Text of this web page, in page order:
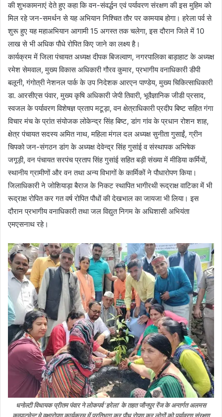
की शुभकामनाएं देते हुए कहा कि वन-संवर्द्धन एवं पर्यावरण संरक्षण की इस मुहिम को
मिल रहे जन-समर्थन से यह अभियान निश्चित तौर पर कामयाब होगा। हरेला पर्व से
शुरू हुए यह महाअभियान आगामी 15 अगस्त तक चलेगा, इस दौरान जिले में 10
लाख से भी अधिक पौधे रोपित किए जाने का लक्ष्य है।
कार्यक्रम में जिला पंचायत अध्यक्ष दीपक बिजल्वाण, नगरपालिका बाड़ाहाट के अध्यक्ष
रमेश सेमवाल, मुख्य विकास अधिकारी गौरव कुमार, प्रभागीय वनाधिकारी डीपी
बलूनी, गंगोत्री नेशनल पार्क के उप निदेशक आरएन पाण्डेय, मुख्य चिकित्साधिकारी
डा. आरसीएस पंवार, मुख्य कृषि अधिकारी जेपी तिवारी, भूवैज्ञानिक जीडी प्रसाद,
स्वजल के पर्यावरण विशेषज्ञ प्रताप मटूड़ा, वन क्षेत्राधिकारी प्रदीप बिष्ट सहित गंगा
विचार मंच के प्रांत संयोजक लोकेन्द्र सिंह बिष्ट, डांग गांव के प्रधान रोशन शाह,
क्षेत्र पंचायत सदस्य अमित नाथ, महिला मंगल दल अध्यक्ष सुनीता गुसाईं, ग्रीन
चिपको जन-संगठन डांग के अध्यक्ष देवेन्द्र सिंह गुसांई व संस्थापक अभिषेक
जगूड़ी, वन पंचायत सरपंच प्रताप सिंह गुसांई सहित बड़ी संख्या में मीडिया कर्मियों,
स्थानीय ग्रामीणों और वन तथा अन्य विभागों के कार्मिकों ने पौधारोपण किया।
जिलाधिकारी ने जोशियाड़ा बैराज के निकट स्थापित भागीरथी रूद्राक्ष वाटिका में भी
रूद्राक्ष रोपित कर गत वर्ष रोपित पौधों की देखभाल का जायजा भी लिया। इस
दौरान प्रभागीय वनाधिकारी तथा जल विद्युत निगम के अधिशासी अभियंता
एमएसनाथ रहे।
धनोल्टी विधायक प्रीतम पंवार ने लोकपर्व ‘हरेला’ के तहत जौनपुर रेंज के अन्तर्गत अलमस